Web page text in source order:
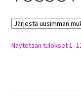
Näytetään tulokset